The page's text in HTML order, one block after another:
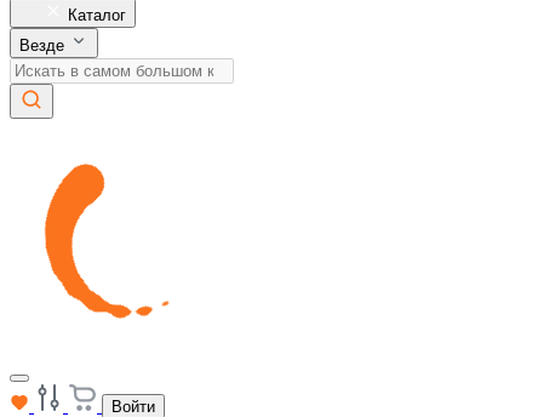
Каталог
Везде
Войти